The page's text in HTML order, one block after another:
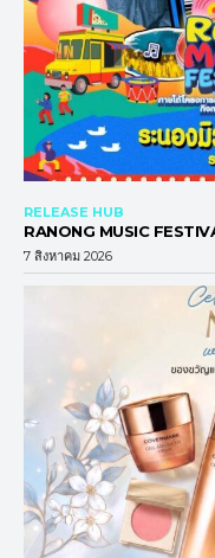
RELEASE HUB
RANONG MUSIC
7 สิงหาคม 2026